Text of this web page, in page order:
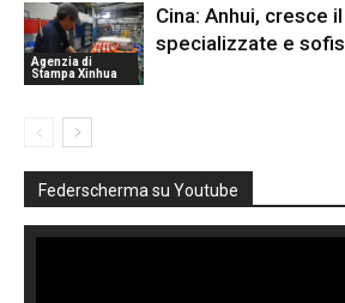
Agenzia di
Stampa Xinhua
Cina: Anhui, cresce
specializzate e
Federscherma su Youtube